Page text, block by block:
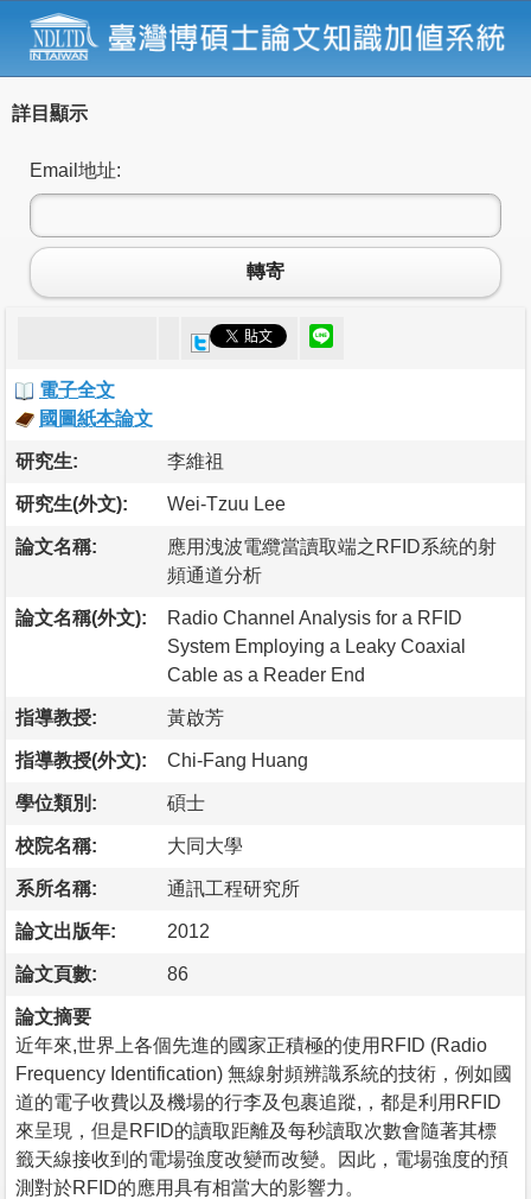
詳目顯示
Email地址:
轉寄
電子全文
國圖紙本論文
研究生: 李維祖
研究生(外文): Wei-Tzuu Lee
論文名稱:
應用洩波電纜當讀取端之RFID系統的射
頻通道分析
論文名稱(外文):
Radio Channel Analysis for a RFID
System Employing a Leaky Coaxial
Cable as a Reader End
指導教授: 黃啟芳
指導教授(外文): Chi-Fang Huang
學位類別: 碩士
校院名稱: 大同大學
系所名稱: 通訊工程研究所
論文出版年: 2012
論文頁數: 86
論文摘要
近年來,世界上各個先進的國家正積極的使用RFID (Radio
Frequency Identification) 無線射頻辨識系統的技術，例如國
道的電子收費以及機場的行李及包裹追蹤,，都是利用RFID
來呈現，但是RFID的讀取距離及每秒讀取次數會隨著其標
籤天線接收到的電場強度改變而改變。因此，電場強度的預
測對於RFID的應用具有相當大的影響力。